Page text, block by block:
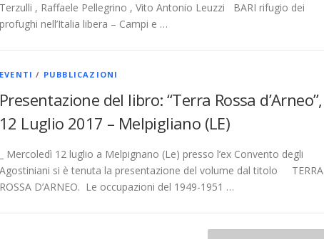
Terzulli , Raffaele Pellegrino , Vito Antonio Leuzzi BARI rifugio dei
profughi nell’Italia libera – Campi e …
EVENTI / PUBBLICAZIONI
Presentazione del libro: “Terra Rossa d’Arneo”,
12 Luglio 2017 – Melpigliano (LE)
_ Mercoledì 12 luglio a Melpignano (Le) presso l’ex Convento degli
Agostiniani si è tenuta la presentazione del volume dal titolo TERRA
ROSSA D’ARNEO. Le occupazioni del 1949-1951 …